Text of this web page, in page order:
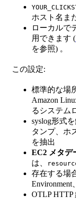
ホスト名ま
ローカルで
用できます (
を参照) 。
この設定:
標準的な場
Amazon
るシステム
syslog形式
タンプ、ホ
を抽出
EC2 メタデ
は、
存在する場
Environment
OTLP HTTP